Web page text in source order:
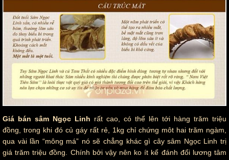
Giá bán sâm Ngọc Linh rất cao, có thể lên tới hàng trăm triệu
đồng, trong khi đó củ gáy rất rẻ, 1kg chỉ chứng môt hai trăm ngàm,
qua vài lần “mông má” nó sẽ chẳng khác gì cây sâm Ngọc Linh trị
giá trăm triệu đồng. Chính bởi vậy nên ko ít kể đánh đổi lương tâm